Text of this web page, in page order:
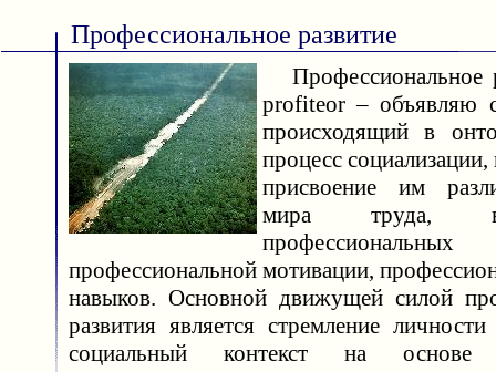
Профессиональное развитие
Профессиональное
profiteor – объявляю
происходящий в
процесс
присвоение им
мира труда, в
профессиональной мотивации,
навыков. Основной движущей силой
развития является стремление
социальный контекст на основе